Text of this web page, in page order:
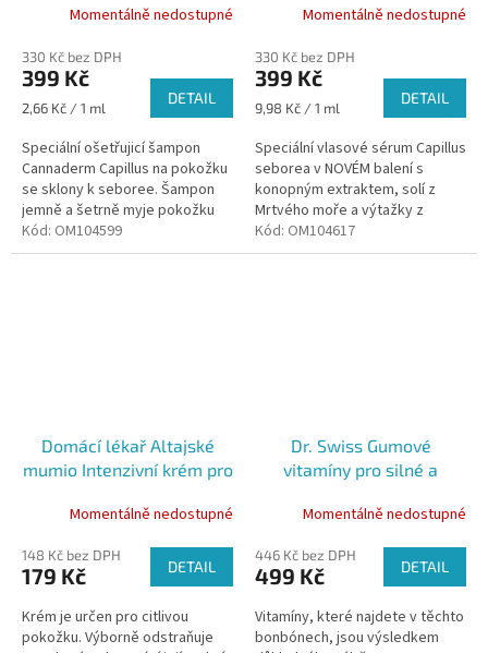
Momentálně nedostupné
330 Kč bez DPH
399 Kč
Měrná
2,66 Kč / 1 ml
DETAIL
Speciální ošetřujicí šampon
Cannaderm Capillus na pokožku
se sklony k seboree. Šampon
jemně a šetrně myje pokožku
hlavy i vlasy bez podráždění,
vlasy jsou po umytí čisté,
Kód: OM104599
Momentálně nedostupné
330 Kč bez DPH
399 Kč
Měrná
9,98 Kč / 1 ml
DETAIL
Speciální vlasové sérum Capillus
seborea v NOVÉM balení s
konopným extraktem, solí z
Mrtvého moře a výtažky z
grepových semínek, yzopu a
máty pro osvěžení a zklidnění...
Kód: OM104617
Domácí lékař Altajské
mumio Intenzivní krém pro
Momentálně nedostupné
148 Kč bez DPH
179 Kč DETAIL
Krém je určen pro citlivou
pokožku. Výborně odstraňuje
Dr. Swiss Gumové
vitamíny pro silné a
Momentálně nedostupné
446 Kč bez DPH
499 Kč DETAIL
Vitamíny, které najdete v těchto
bonbónech, jsou výsledkem